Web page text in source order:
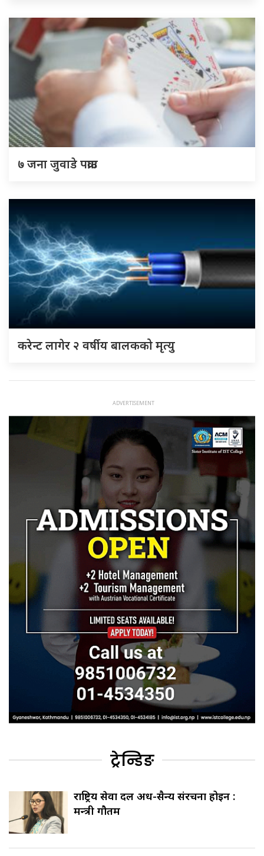
७ जना जुवाडे पक्राउ
करेन्ट लागेर २ वर्षीय बालकको मृत्यु
ट्रेन्डिङ
राष्ट्रिय सेवा दल अर्ध-सैन्य संरचना होइन :
मन्त्री गौतम